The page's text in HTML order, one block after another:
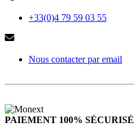
+33(0)4 79 59 03 55
Nous contacter par email
PAIEMENT 100% SÉCURISÉ